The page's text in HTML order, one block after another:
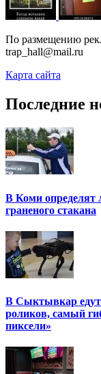
По размещению
trap_hall@mail.ru
Карта сайта
Последние
В Коми определят
граненого стакана
В Сыктывкар едут
роликов, самый
пиксели»